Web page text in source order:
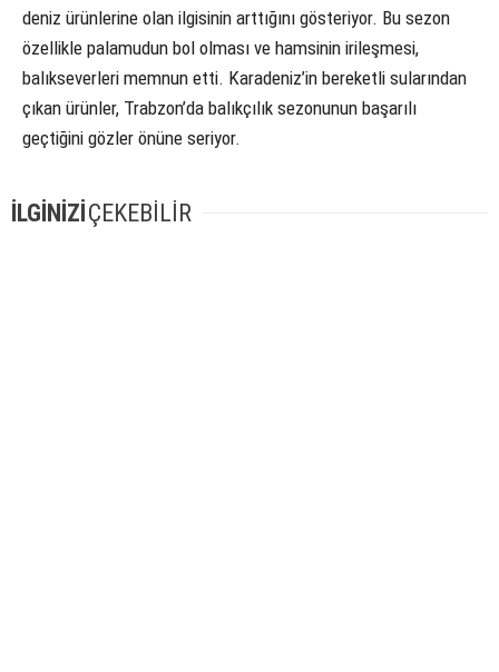
deniz ürünlerine olan ilgisinin arttığını gösteriyor. Bu sezon
özellikle palamudun bol olması ve hamsinin irileşmesi,
balıkseverleri memnun etti. Karadeniz’in bereketli sularından
çıkan ürünler, Trabzon’da balıkçılık sezonunun başarılı
geçtiğini gözler önüne seriyor.
İLGİNİZİÇEKEBİLİR